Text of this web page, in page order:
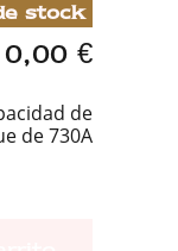
stock
0,00 €
de
de 730A